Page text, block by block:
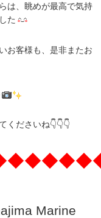
は、眺めが最高で気持
た
お客様も、是非またお
ださいね👇👇👇
Marine